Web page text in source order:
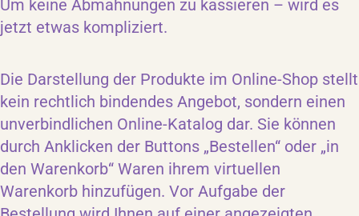
Um keine Abmahnungen zu kassieren – wird es
jetzt etwas kompliziert.
Die Darstellung der Produkte im Online-Shop stellt
kein rechtlich bindendes Angebot, sondern einen
unverbindlichen Online-Katalog dar. Sie können
durch Anklicken der Buttons „Bestellen“ oder „in
den Warenkorb“ Waren ihrem virtuellen
Warenkorb hinzufügen. Vor Aufgabe der